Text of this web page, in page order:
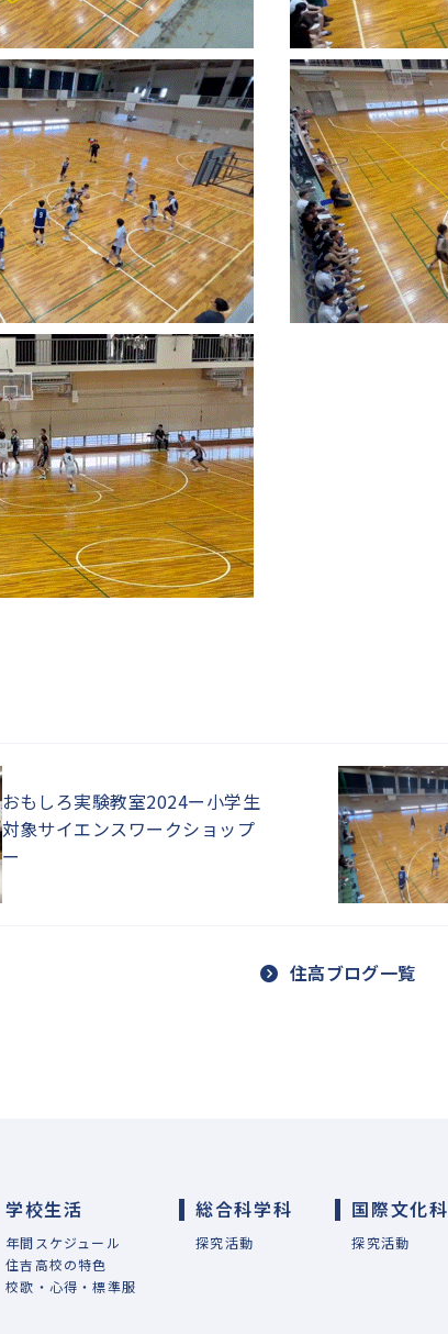
おもしろ実験教室2024ー小学生
対象サイエンスワークショップ
ー
住高ブログ一覧
学校生活
年間スケジュール
住吉高校の特色
校歌・心得・標準服
総合科学科
探究活動
国際文化科
探究活動